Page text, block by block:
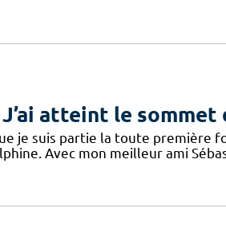
atteint le sommet
je suis partie la toute première
Avec mon meilleur ami